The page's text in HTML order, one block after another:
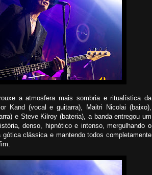
a atmosfera mais sombria e ritualística da
Kand (vocal e guitarra), Maitri Nicolai (baixo),
e Steve Kilroy (bateria), a banda entregou um
denso, hipnótico e intenso, mergulhando o
clássica e mantendo todos completamente